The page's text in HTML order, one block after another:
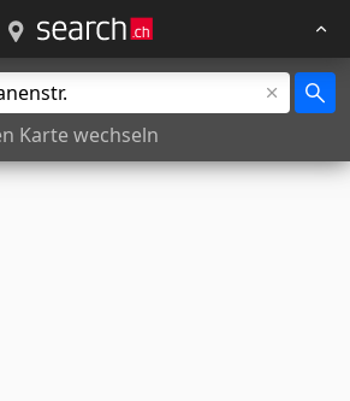
Karte wechseln